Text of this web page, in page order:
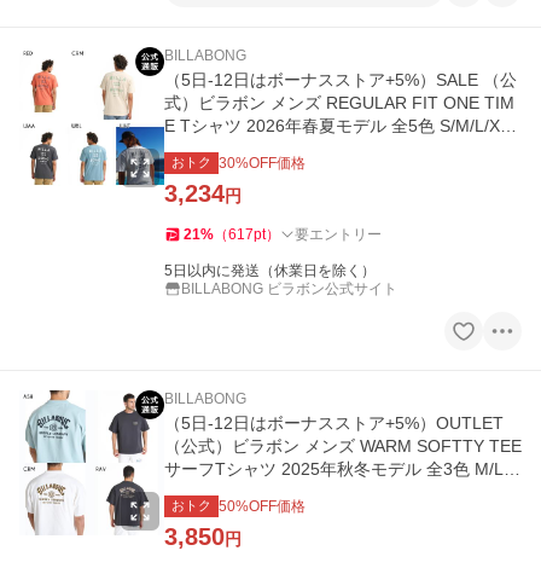
BILLABONG
（5日-12日はボーナスストア+5%）SALE （公
式）ビラボン メンズ REGULAR FIT ONE TIM
E Tシャツ 2026年春夏モデル 全5色 S/M/L/XL
BILLABONG
おトク 30%OFF価格
3,234円
21% （617pt） 要エントリー
5日以内に発送（休業日を除く）
BILLABONG ビラボン公式サイト
BILLABONG
（5日-12日はボーナスストア+5%）OUTLET
（公式）ビラボン メンズ WARM SOFTTY TEE
サーフTシャツ 2025年秋冬モデル 全3色 M/L/X
L BILLABONG
おトク 50%OFF価格
3,850円